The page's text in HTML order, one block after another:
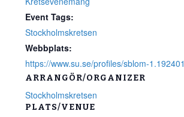
Event Tags:
Stockholmskretsen
Webbplats:
https://www.su.se/profiles/sblom-1.192401
PLATS/VENUE
ARRANGÖR/ORGANIZER
Stockholmskretsen